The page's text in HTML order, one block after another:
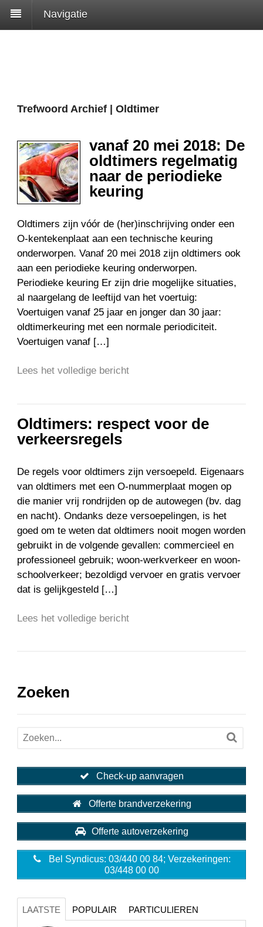
Navigatie
Trefwoord Archief | Oldtimer
vanaf 20 mei 2018: De
oldtimers regelmatig
naar de periodieke
keuring
Oldtimers zijn vóór de (her)inschrijving onder een
O-kentekenplaat aan een technische keuring
onderworpen. Vanaf 20 mei 2018 zijn oldtimers ook
aan een periodieke keuring onderworpen.
Periodieke keuring Er zijn drie mogelijke situaties,
al naargelang de leeftijd van het voertuig:
Voertuigen vanaf 25 jaar en jonger dan 30 jaar:
oldtimerkeuring met een normale periodiciteit.
Voertuigen vanaf […]
Lees het volledige bericht
Oldtimers: respect voor de
verkeersregels
De regels voor oldtimers zijn versoepeld. Eigenaars
van oldtimers met een O-nummerplaat mogen op
die manier vrij rondrijden op de autowegen (bv. dag
en nacht). Ondanks deze versoepelingen, is het
goed om te weten dat oldtimers nooit mogen worden
gebruikt in de volgende gevallen: commercieel en
professioneel gebruik; woon-werkverkeer en woon-
schoolverkeer; bezoldigd vervoer en gratis vervoer
dat is gelijkgesteld […]
Lees het volledige bericht
Zoeken
Check-up aanvragen
Offerte brandverzekering
Offerte autoverzekering
Bel Syndicus: 03/440 00 84; Verzekeringen:
03/448 00 00
LAATSTE POPULAIR PARTICULIEREN